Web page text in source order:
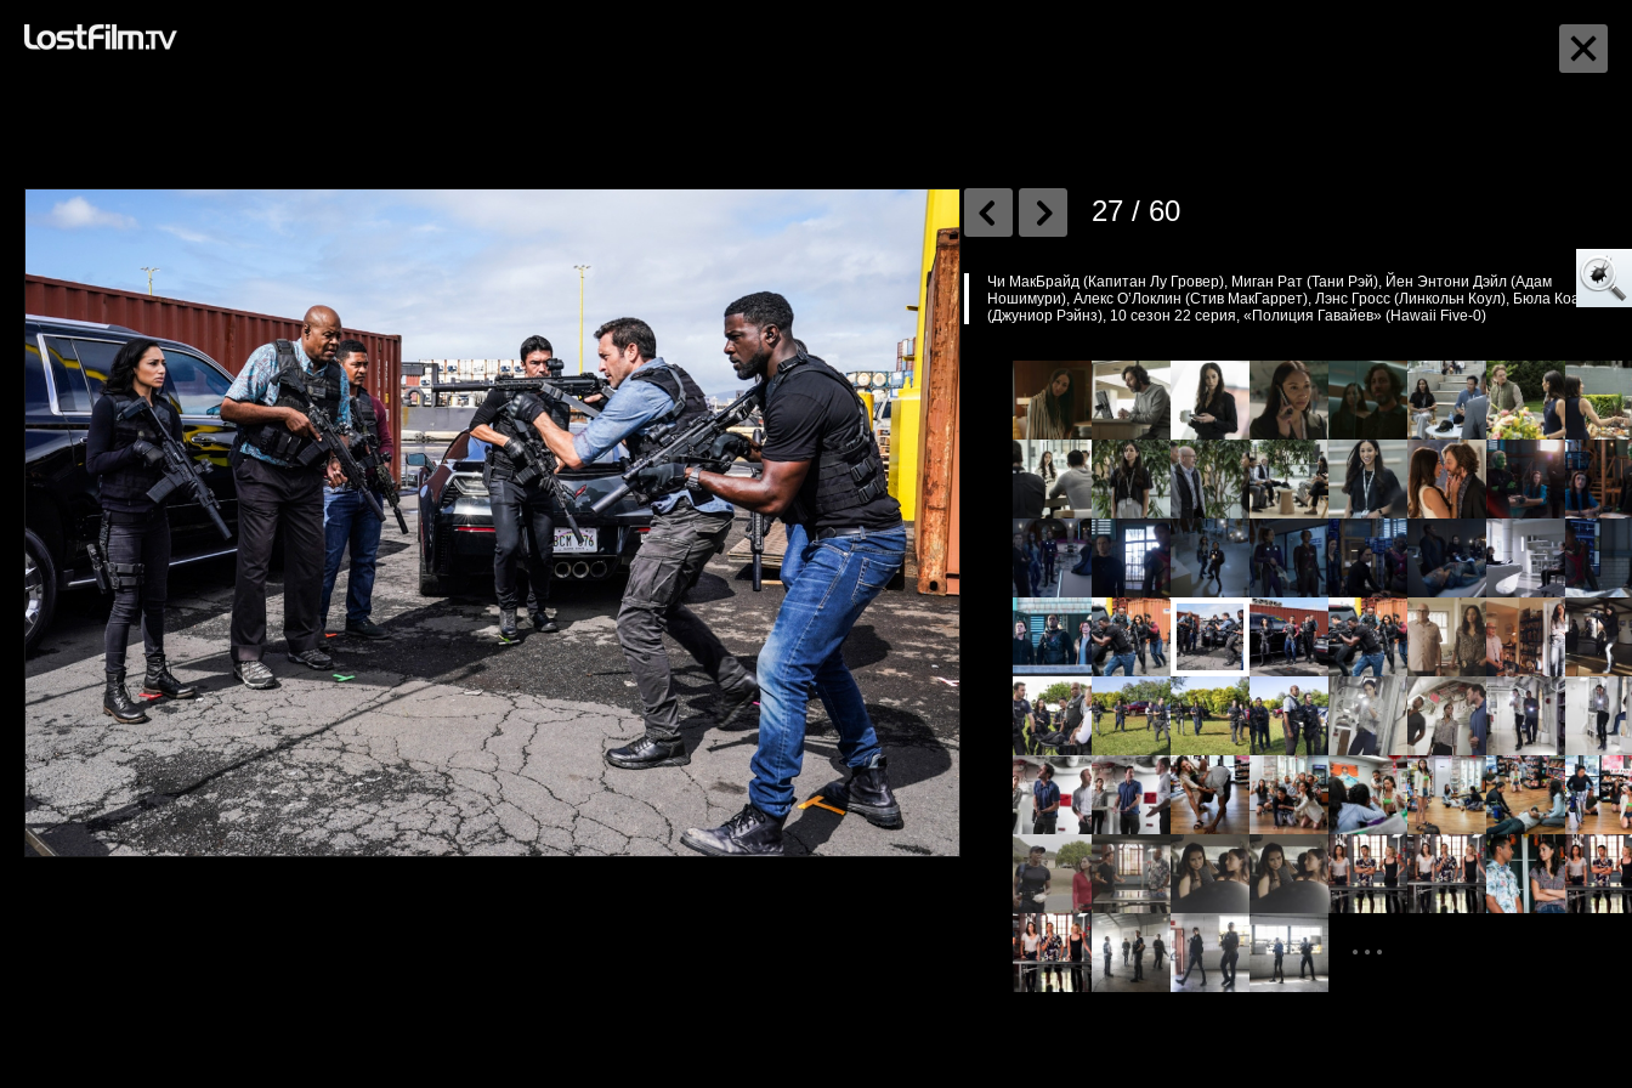
27 / 60
Чи МакБрайд (Капитан Лу Гровер), Миган Рат (Тани Рэй), Йен Энтони Дэйл (Адам
Ношимури), Алекс О’Локлин (Стив МакГаррет), Лэнс Гросс (Линкольн Коул), Бюла Коаль
(Джуниор Рэйнз), 10 сезон 22 серия, «Полиция Гавайев» (Hawaii Five-0)